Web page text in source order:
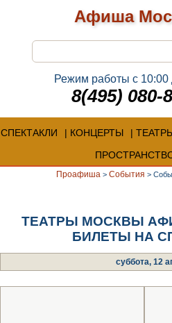
Афиша
Режим работы с
8(495) 080-
СПЕКТАКЛИ КОНЦЕРТЫ
Проафиша > События >
ТЕАТРЫ МОСКВЫ
БИЛЕТЫ НА
суббота, 12